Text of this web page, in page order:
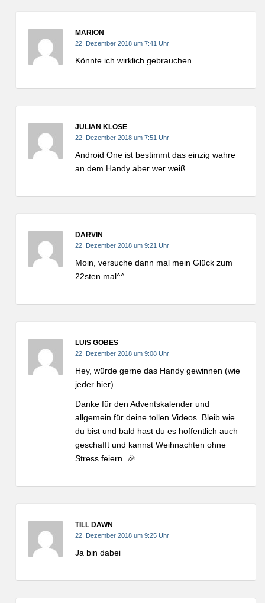
MARION
22. Dezember 2018 um 7:41 Uhr
Könnte ich wirklich gebrauchen.
JULIAN KLOSE
22. Dezember 2018 um 7:51 Uhr
Android One ist bestimmt das einzig wahre
an dem Handy aber wer weiß.
DARVIN
22. Dezember 2018 um 9:21 Uhr
Moin, versuche dann mal mein Glück zum
22sten mal^^
LUIS GÖBES
22. Dezember 2018 um 9:08 Uhr
Hey, würde gerne das Handy gewinnen (wie
jeder hier).
Danke für den Adventskalender und
allgemein für deine tollen Videos. Bleib wie
du bist und bald hast du es hoffentlich auch
geschafft und kannst Weihnachten ohne
Stress feiern. 🎉
TILL DAWN
22. Dezember 2018 um 9:25 Uhr
Ja bin dabei